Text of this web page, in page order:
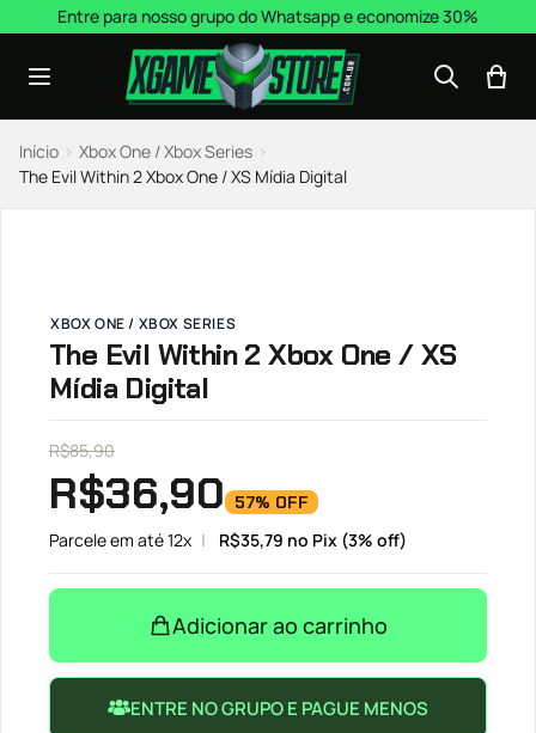
Pular para o conteúdo
Entre para nosso grupo do Whatsapp e economize 30%
Início › Xbox One / Xbox Series ›
The Evil Within 2 Xbox One / XS Mídia Digital
XBOX ONE / XBOX SERIES
The Evil Within 2 Xbox One / XS
Mídia Digital
R$85,90
R$36,90 57% OFF
Parcele em até 12x R$35,79 no Pix (3% off)
Adicionar ao carrinho
ENTRE NO GRUPO E PAGUE MENOS